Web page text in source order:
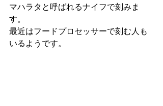
マハラタと呼ばれるナイフで刻みま
す。
最近はフードプロセッサーで刻む人も
いるようです。